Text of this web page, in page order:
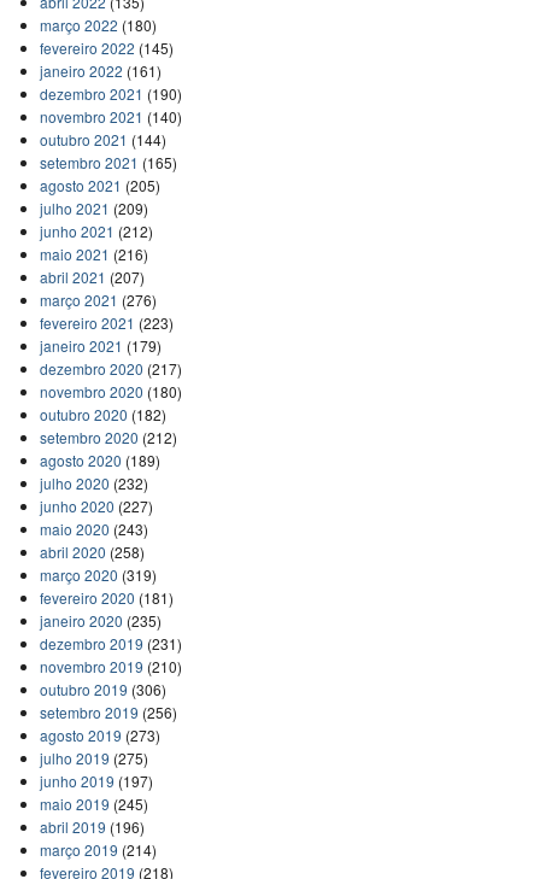
março 2022 (180)
fevereiro 2022 (145)
janeiro 2022 (161)
dezembro 2021 (190)
novembro 2021 (140)
outubro 2021 (144)
setembro 2021 (165)
agosto 2021 (205)
julho 2021 (209)
junho 2021 (212)
maio 2021 (216)
abril 2021 (207)
março 2021 (276)
fevereiro 2021 (223)
janeiro 2021 (179)
dezembro 2020 (217)
novembro 2020 (180)
outubro 2020 (182)
setembro 2020 (212)
agosto 2020 (189)
julho 2020 (232)
junho 2020 (227)
maio 2020 (243)
abril 2020 (258)
março 2020 (319)
fevereiro 2020 (181)
janeiro 2020 (235)
dezembro 2019 (231)
novembro 2019 (210)
outubro 2019 (306)
setembro 2019 (256)
agosto 2019 (273)
julho 2019 (275)
junho 2019 (197)
maio 2019 (245)
abril 2019 (196)
março 2019 (214)
fevereiro 2019 (218)